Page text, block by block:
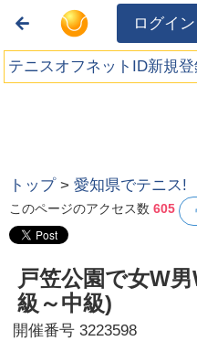
ログイン
テニスオフネットID新規
トップ >愛知県でテニス!
このページのアクセス数605
戸笠公園で女W
級～中級)
開催番号3223598